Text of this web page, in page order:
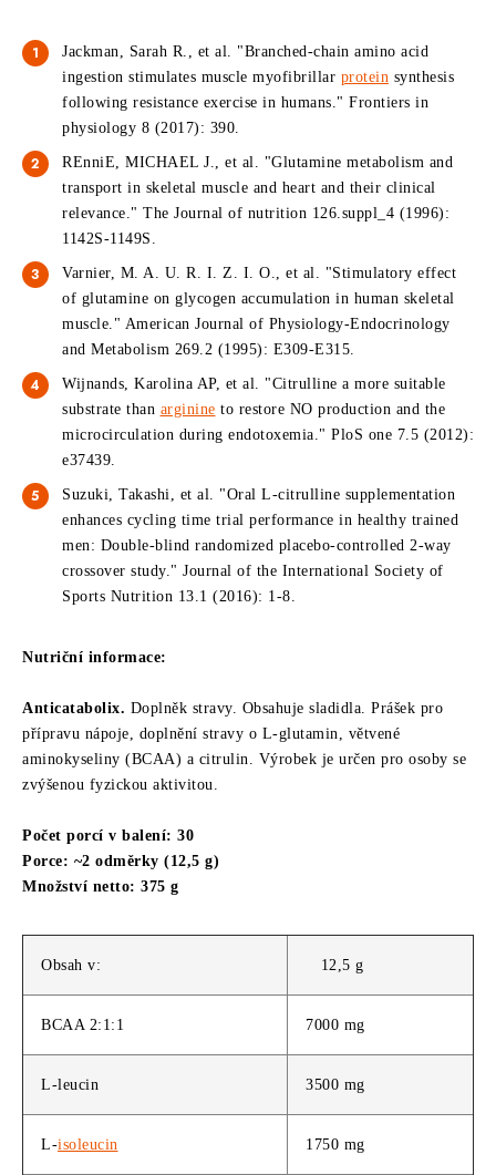
Jackman, Sarah R., et al. "Branched-chain amino acid
ingestion stimulates muscle myofibrillar protein synthesis
following resistance exercise in humans." Frontiers in
physiology 8 (2017): 390.
REnniE, MICHAEL J., et al. "Glutamine metabolism and
transport in skeletal muscle and heart and their clinical
relevance." The Journal of nutrition 126.suppl_4 (1996):
1142S-1149S.
Varnier, M. A. U. R. I. Z. I. O., et al. "Stimulatory effect
of glutamine on glycogen accumulation in human skeletal
muscle." American Journal of Physiology-Endocrinology
and Metabolism 269.2 (1995): E309-E315.
Wijnands, Karolina AP, et al. "Citrulline a more suitable
substrate than arginine to restore NO production and the
microcirculation during endotoxemia." PloS one 7.5 (2012):
e37439.
Suzuki, Takashi, et al. "Oral L-citrulline supplementation
enhances cycling time trial performance in healthy trained
men: Double-blind randomized placebo-controlled 2-way
crossover study." Journal of the International Society of
Sports Nutrition 13.1 (2016): 1-8.
Nutriční informace:
Anticatabolix. Doplněk stravy. Obsahuje sladidla. Prášek pro
přípravu nápoje, doplnění stravy o L-glutamin, větvené
aminokyseliny (BCAA) a citrulin. Výrobek je určen pro osoby se
zvýšenou fyzickou aktivitou.
Počet porcí v balení: 30
Porce: ~2 odměrky (12,5 g)
Množství netto: 375 g
Obsah v: 12,5 g
BCAA 2:1:1 7000 mg
L-leucin 3500 mg
L-isoleucin 1750 mg